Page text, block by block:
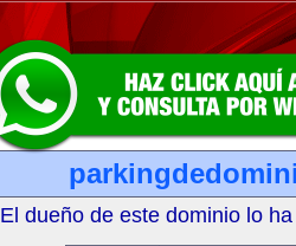
El dueño de este dominio lo